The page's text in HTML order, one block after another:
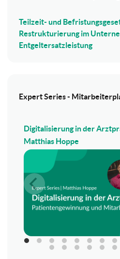
Teilzeit- und
Restrukturierung im
Entgeltersatzleistung
Expert Series -
Digitalisierung in der
Matthias Hoppe